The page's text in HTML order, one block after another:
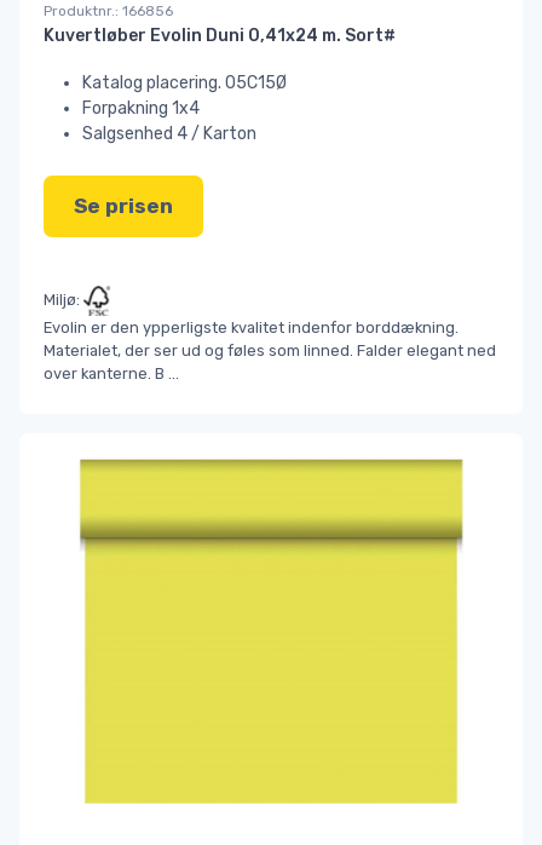
Produktnr.: 166856
Kuvertløber Evolin Duni 0,41x24 m. Sort#
Katalog placering. 05C15Ø
Forpakning 1x4
Salgsenhed 4 / Karton
Se prisen
Miljø:
Evolin er den ypperligste kvalitet indenfor borddækning.
Materialet, der ser ud og føles som linned. Falder elegant ned
over kanterne. B ...